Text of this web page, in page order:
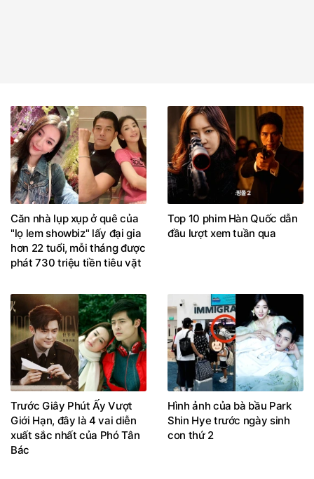
Căn nhà lụp xụp ở quê của
"lọ lem showbiz" lấy đại gia
hơn 22 tuổi, mỗi tháng được
phát 730 triệu tiền tiêu vặt
Top 10 phim Hàn Quốc dẫn
đầu lượt xem tuần qua
Trước Giây Phút Ấy Vượt
Giới Hạn, đây là 4 vai diễn
xuất sắc nhất của Phó Tân
Bác
Hình ảnh của bà bầu Park
Shin Hye trước ngày sinh
con thứ 2